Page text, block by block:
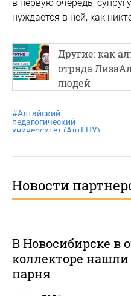
в первую очередь,
нуждается в ней, как
Другие: как
отряда
людей
#Алтайский
педагогический
университет (АлтГПУ)
Новости
В Новосибирске в
коллекторе нашли
парня